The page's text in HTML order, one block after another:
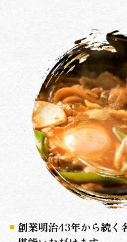
創業明治43年から続く